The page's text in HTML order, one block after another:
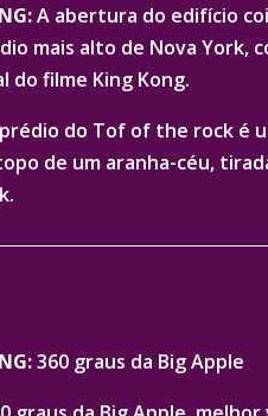
A abertura do edifício
mais alto de Nova York,
do filme King Kong.
do Tof of the rock é
de um aranha-céu,
360 graus da Big Apple